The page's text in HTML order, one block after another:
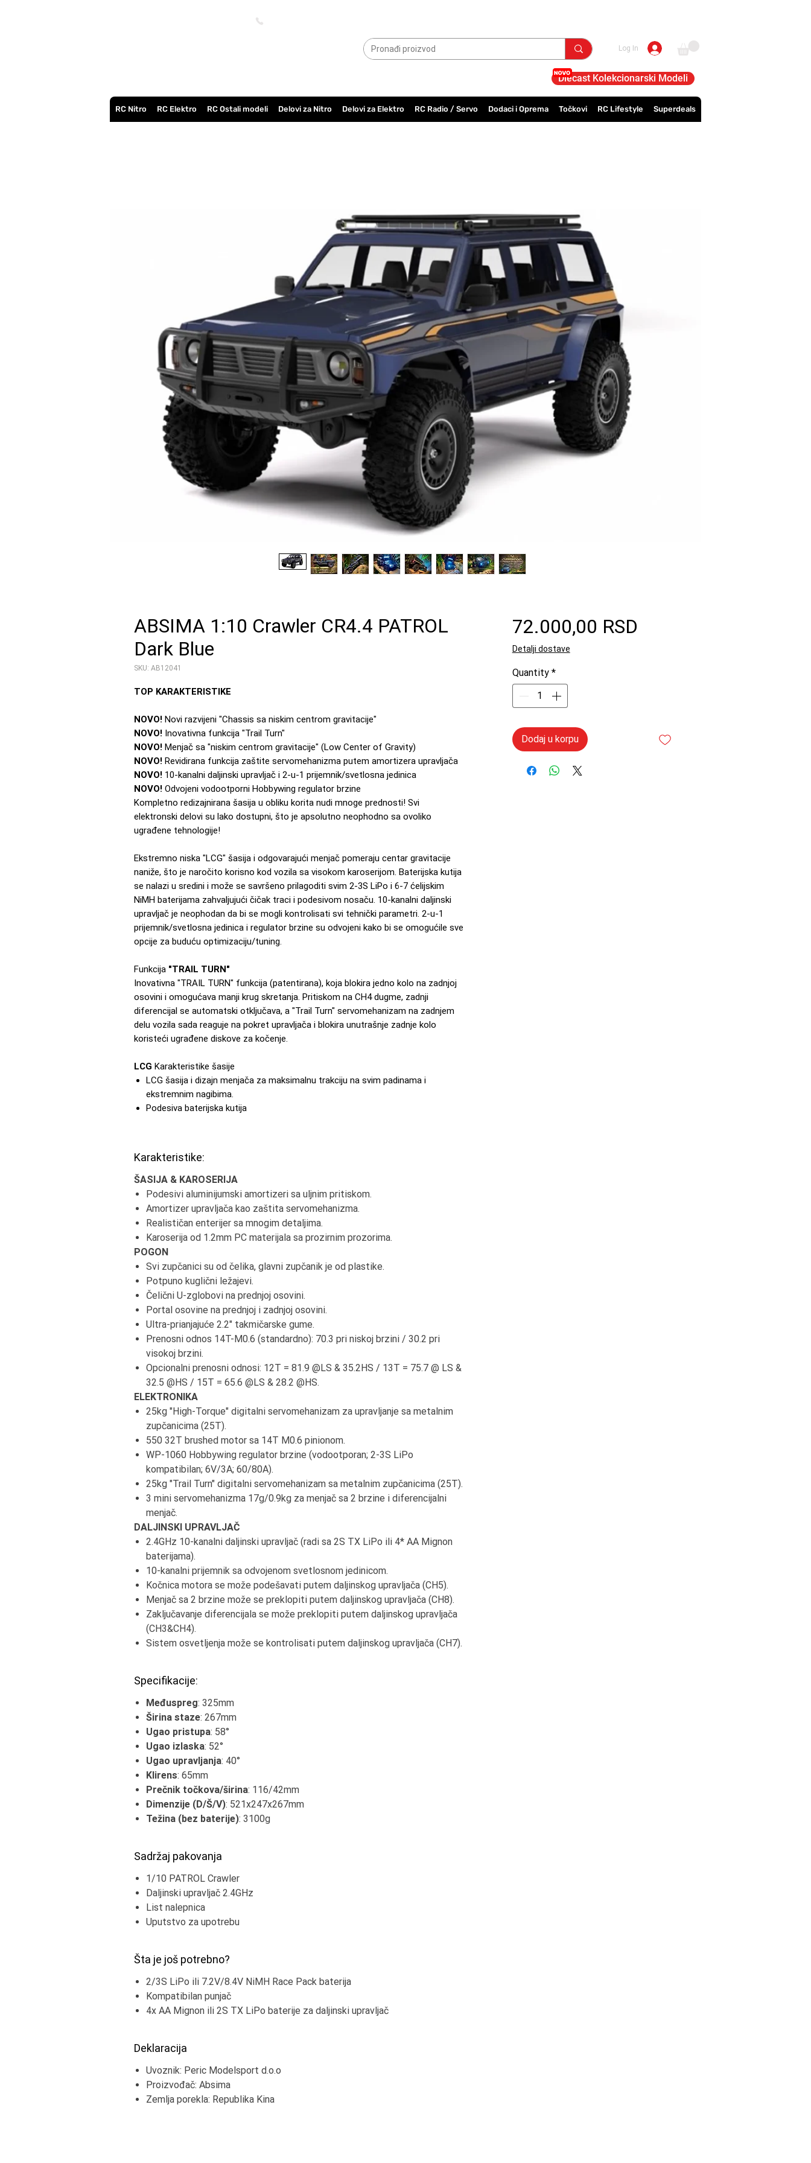
Log In
Diecast Kolekcionarski Modeli
RC Nitro RC Elektro RC Ostali modeli Delovi za Nitro Delovi za Elektro RC Radio / Servo Dodaci i Oprema Točkovi RC Lifestyle Superdeals
ABSIMA 1:10 Crawler CR4.4 PATROL
Dark Blue
SKU: AB12041
TOP KARAKTERISTIKE
NOVO! Novi razvijeni "Chassis sa niskim centrom gravitacije"
NOVO! Inovativna funkcija "Trail Turn"
NOVO! Menjač sa "niskim centrom gravitacije" (Low Center of Gravity)
NOVO! Revidirana funkcija zaštite servomehanizma putem amortizera upravljača
NOVO! 10-kanalni daljinski upravljač i 2-u-1 prijemnik/svetlosna jedinica
NOVO! Odvojeni vodootporni Hobbywing regulator brzine
Kompletno redizajnirana šasija u obliku korita nudi mnoge prednosti! Svi
elektronski delovi su lako dostupni, što je apsolutno neophodno sa ovoliko
ugrađene tehnologije!
Ekstremno niska "LCG" šasija i odgovarajući menjač pomeraju centar gravitacije
naniže, što je naročito korisno kod vozila sa visokom karoserijom. Baterijska kutija
se nalazi u sredini i može se savršeno prilagoditi svim 2-3S LiPo i 6-7 ćelijskim
NiMH baterijama zahvaljujući čičak traci i podesivom nosaču. 10-kanalni daljinski
upravljač je neophodan da bi se mogli kontrolisati svi tehnički parametri. 2-u-1
prijemnik/svetlosna jedinica i regulator brzine su odvojeni kako bi se omogućile sve
opcije za buduću optimizaciju/tuning.
Funkcija "TRAIL TURN"
Inovativna "TRAIL TURN" funkcija (patentirana), koja blokira jedno kolo na zadnjoj
osovini i omogućava manji krug skretanja. Pritiskom na CH4 dugme, zadnji
diferencijal se automatski otključava, a "Trail Turn" servomehanizam na zadnjem
delu vozila sada reaguje na pokret upravljača i blokira unutrašnje zadnje kolo
koristeći ugrađene diskove za kočenje.
LCG Karakteristike šasije
LCG šasija i dizajn menjača za maksimalnu trakciju na svim padinama i
ekstremnim nagibima.
Podesiva baterijska kutija
Karakteristike:
ŠASIJA & KAROSERIJA
Podesivi aluminijumski amortizeri sa uljnim pritiskom.
Amortizer upravljača kao zaštita servomehanizma.
Realističan enterijer sa mnogim detaljima.
Karoserija od 1.2mm PC materijala sa prozirnim prozorima.
POGON
Svi zupčanici su od čelika, glavni zupčanik je od plastike.
Potpuno kuglični ležajevi.
Čelični U-zglobovi na prednjoj osovini.
Portal osovine na prednjoj i zadnjoj osovini.
Ultra-prianjajuće 2.2" takmičarske gume.
Prenosni odnos 14T-M0.6 (standardno): 70.3 pri niskoj brzini / 30.2 pri
visokoj brzini.
Opcionalni prenosni odnosi: 12T = 81.9 @LS & 35.2HS / 13T = 75.7 @ LS &
32.5 @HS / 15T = 65.6 @LS & 28.2 @HS.
ELEKTRONIKA
25kg "High-Torque" digitalni servomehanizam za upravljanje sa metalnim
zupčanicima (25T).
550 32T brushed motor sa 14T M0.6 pinionom.
WP-1060 Hobbywing regulator brzine (vodootporan; 2-3S LiPo
kompatibilan; 6V/3A; 60/80A).
25kg "Trail Turn" digitalni servomehanizam sa metalnim zupčanicima (25T).
3 mini servomehanizma 17g/0.9kg za menjač sa 2 brzine i diferencijalni
menjač.
DALJINSKI UPRAVLJAČ
2.4GHz 10-kanalni daljinski upravljač (radi sa 2S TX LiPo ili 4* AA Mignon
baterijama).
10-kanalni prijemnik sa odvojenom svetlosnom jedinicom.
Kočnica motora se može podešavati putem daljinskog upravljača (CH5).
Menjač sa 2 brzine može se preklopiti putem daljinskog upravljača (CH8).
Zaključavanje diferencijala se može preklopiti putem daljinskog upravljača
(CH3&CH4).
Sistem osvetljenja može se kontrolisati putem daljinskog upravljača (CH7).
Specifikacije:
Međuspreg: 325mm
Širina staze: 267mm
Ugao pristupa: 58°
Ugao izlaska: 52°
Ugao upravljanja: 40°
Klirens: 65mm
Prečnik točkova/širina: 116/42mm
Dimenzije (D/Š/V): 521x247x267mm
Težina (bez baterije): 3100g
Sadržaj pakovanja
1/10 PATROL Crawler
Daljinski upravljač 2.4GHz
List nalepnica
Uputstvo za upotrebu
Šta je još potrebno?
2/3S LiPo ili 7.2V/8.4V NiMH Race Pack baterija
Kompatibilan punjač
4x AA Mignon ili 2S TX LiPo baterije za daljinski upravljač
Deklaracija
Uvoznik: Peric Modelsport d.o.o
Proizvođač: Absima
Zemlja porekla: Republika Kina
72.000,00 RSD
Detalji dostave
Quantity *
Dodaj u korpu